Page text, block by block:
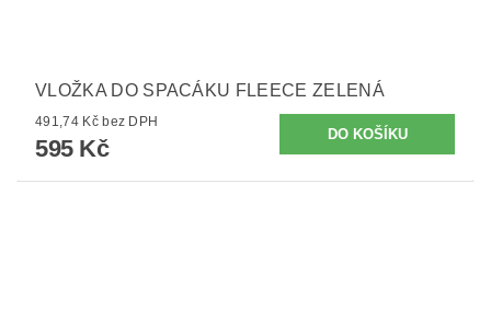
VLOŽKA DO SPACÁKU FLEECE ZELENÁ
491,74 Kč bez DPH
595 Kč